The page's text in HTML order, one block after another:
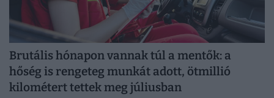
Brutális hónapon vannak túl a mentők: a
hőség is rengeteg munkát adott, ötmillió
kilométert tettek meg júliusban